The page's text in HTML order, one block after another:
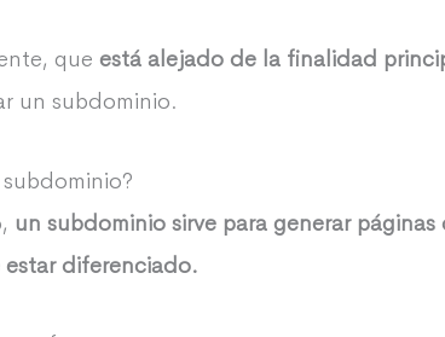
que está alejado de la finalidad
un subdominio.
un subdominio sirve para generar
diferenciado.